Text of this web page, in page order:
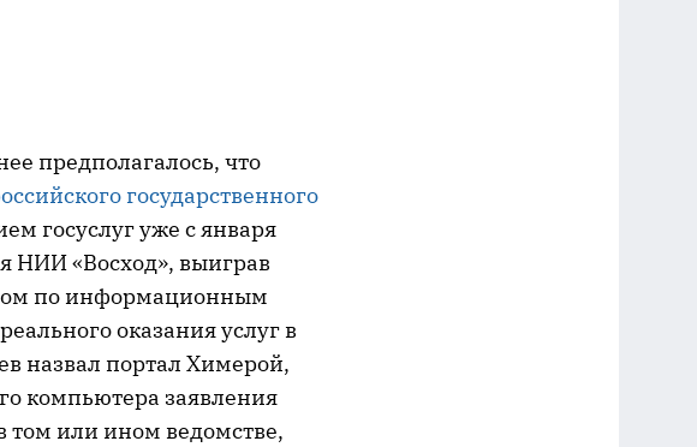
предполагалось, что
государственного
госуслуг уже с января
НИИ «Восход», выиграв
по информационным
оказания услуг в
назвал портал Химерой,
компьютера заявления
том или ином ведомстве,